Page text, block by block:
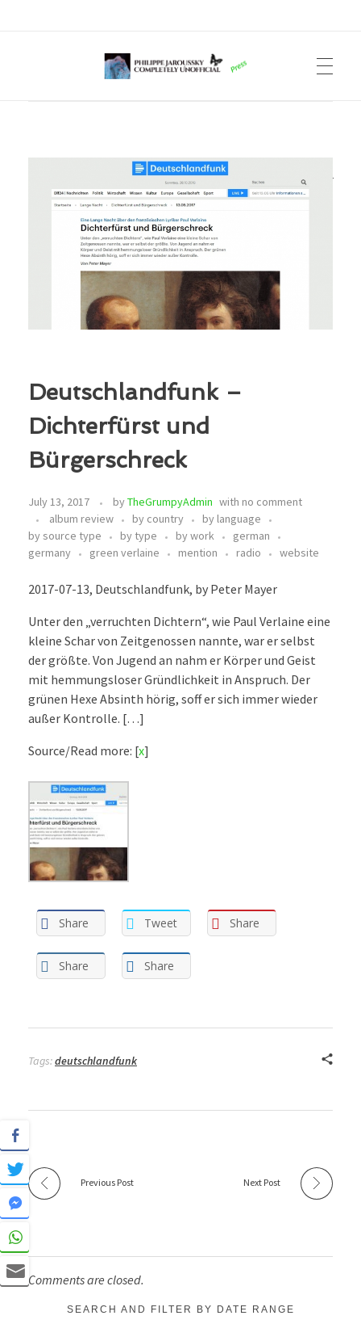
Deutschlandfunk –
Dichterfürst und
Bürgerschreck
July 13, 2017 byTheGrumpyAdmin with no comment
album review
by country
by language
by source type
by type by work
german
germany
green verlaine mention radio website
2017-07-13, Deutschlandfunk, by Peter Mayer
Unter den „verruchten Dichtern“, wie Paul Verlaine eine
kleine Schar von Zeitgenossen nannte, war er selbst
der größte. Von Jugend an nahm er Körper und Geist
mit hemmungsloser Gründlichkeit in Anspruch. Der
grünen Hexe Absinth hörig, soff er sich immer wieder
außer Kontrolle. […]
Source/Read more: [x]
Share Tweet Share
Share Share
Tags:deutschlandfunk
Previous Post Next Post
Comments are closed.
SEARCH AND FILTER BY DATE RANGE